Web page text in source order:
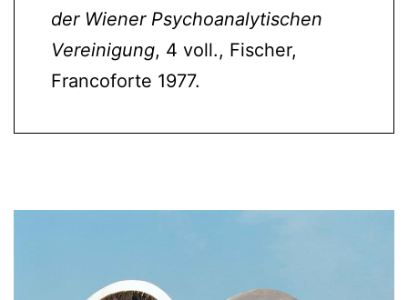
der Wiener Psychoanalytischen
Vereinigung, 4 voll., Fischer,
Francoforte 1977.